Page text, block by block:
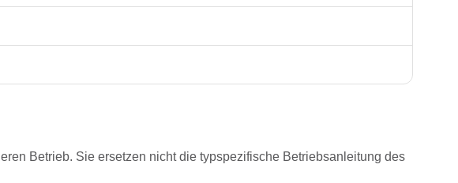
Betrieb. Sie ersetzen nicht die typspezifische Betriebsanleitung des